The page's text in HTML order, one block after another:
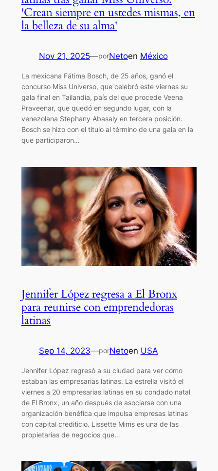
'Crean siempre en ustedes mismas, en
la belleza de su alma'
Nov 21, 2025—porNetoen México
La mexicana Fátima Bosch, de 25 años, ganó el
concurso Miss Universo, que celebró este viernes su
gala final en Tailandia, país del que procede Veena
Praveenar, que quedó en segundo lugar, con la
venezolana Stephany Abasaly en tercera posición.
Bosch se hizo con el título al término de una gala en la
que participaron…
Jennifer López regresa a El Bronx
para reunirse con emprendedoras
latinas
Sep 14, 2023—porNetoen USA
Jennifer López regresó a su ciudad para ver cómo
estaban las empresarias latinas. La estrella visitó el
viernes a 20 empresarias latinas en su condado natal
de El Bronx, un año después de asociarse con una
organización benéfica que impulsa empresas latinas
con capital crediticio. Lissette Mims es una de las
propietarias de negocios que…